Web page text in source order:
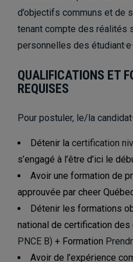
d’objectifs communs et de
tenant compte des réalités
personnelles des
QUALIFICATIONS ET
REQUISES
Pour postuler, le/la
Détenir la certification
s’engagé à l’être d’ici le
Avoir une formation de
approuvée par cheer
Détenir les formations
national de certification des
PNCE B) + Formation
Avoir de l’expérience